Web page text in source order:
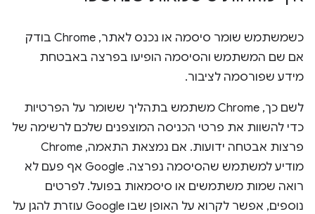
כשמשתמש שומר סיסמה או נכנס לאתר, Chrome בודק
אם שם המשתמש והסיסמה הופיעו בפרצה באבטחת
מידע שפורסמה לציבור.
לשם כך, Chrome משתמש בתהליך ששומר על הפרטיות
כדי להשוות את פרטי הכניסה המוצפנים שלכם לרשימה של
פרצות אבטחה ידועות. אם נמצאת התאמה, Chrome
מודיע למשתמש שהסיסמה נפרצה. ‫Google אף פעם לא
רואה שמות משתמשים או סיסמאות בפועל. לפרטים
נוספים, אפשר לקרוא על האופן שבו Google עוזרת להגן על